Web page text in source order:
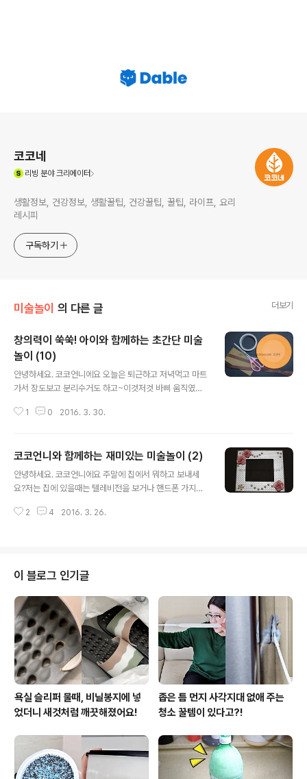
코코네
리빙 분야 크리에이터
생활정보, 건강정보, 생활꿀팁, 건강꿀팁, 꿀팁, 라이프, 요리
레시피
구독하기
미술놀이 의 다른 글 더보기
창의력이 쑥쑥! 아이와 함께하는 초간단 미술
놀이 (10)
안녕하세요. 코코언니에요 오늘은 퇴근하고 저녁먹고 마트
가서 장도보고 분리수거도 하고~이것저것 바삐 움직였어
특히 오늘은 뉴스9에 송중기님이 출연한다고 하잖아요.뉴
렵지 않고 간단하게 만들수 있는 초간단 미술놀이!그럼 손
좀 풀어볼께요 ㅋㅋ ▼ 오늘도 역시나 준비물에 떡하니 자
리잡고 있는 종이접시란....저 집착돋는 그런 여자 아닌데...
자투리 있는 것들 사용하려고요. 이게 바로 코코언니 스타
1 0 2016. 3. 30.
코코언니와 함께하는 재미있는 미술놀이 (2)
안녕하세요. 코코언니에요 주말에 집에서 뭐하고 보내세
요?저는 집에 있을때는 텔레비전을 보거나 핸드폰 가지고
냥 뭐 하나 집중해서 만들고나면 한시간은 훌쩍 지나거든
접기 했던거 기억나세요?그때 접어놓은 장미꽃보면서 어
떻게 활용할까... 생각하다가 액자를 만들었어요.한번 보실
래요??? ㅎㅎㅎ ▼ 저는 우드락 자투리가 있어서 이걸로
만들거예요. 우드락이 없으신 분들은 하드보드지나 아님
택배상자같은 두께감이 있는 종이도 상관없어요.우드락이
좋은건 자르는게 힘이 덜 든다는거죠! ▼ 원하는 액자 사이
즈에 맞..
2 4 2016. 3. 26.
이 블로그 인기글
욕실 슬리퍼 물때, 비닐봉지에 넣
었더니 새것처럼 깨끗해졌어요!
좁은 틈 먼지 사각지대 없애 주는
청소 꿀템이 있다고?!